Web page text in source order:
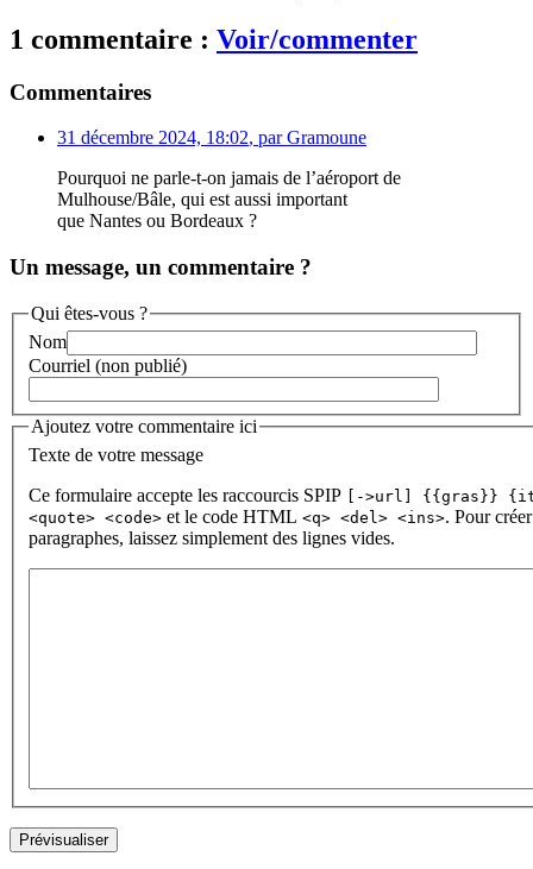
1 commentaire : Voir/commenter
Commentaires
31 décembre 2024, 18:02, parGramoune
Pourquoi ne parle-t-on jamais de l’aéroport de
Mulhouse/Bâle, qui est aussi important
que Nantes ou Bordeaux ?
Un message, un commentaire ?
Qui êtes-vous ?
Nom
Courriel (non publié)
Ajoutez votre commentaire ici
Texte de votre message
Ce formulaire accepte les raccourcis SPIP
[->url] {{gras}}
<quote> <code> et le code HTML <q> <del> <ins>. Pour
paragraphes, laissez simplement des lignes vides.